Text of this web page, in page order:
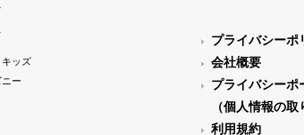
キッズ
ー
プライバシーポ
会社概要
プライバシーポ
（個人情報の取
利用規約